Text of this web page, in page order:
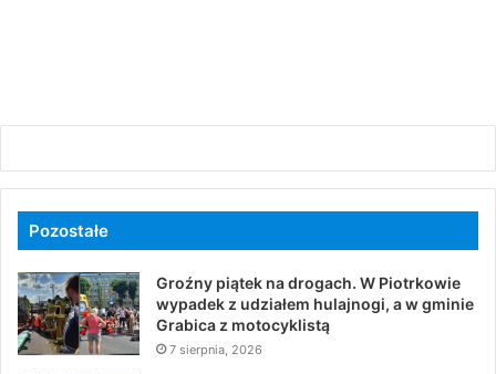
Pozostałe
Groźny piątek na drogach. W Piotrkowie
wypadek z udziałem hulajnogi, a w gminie
Grabica z motocyklistą
7 sierpnia, 2026